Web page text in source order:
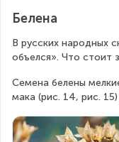
Белена
В русских народных
объелся». Что стоит
Семена белены
мака (рис. 14, рис. 15)